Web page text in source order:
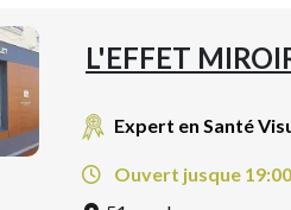
L'EFFET
Expert en Santé
Ouvert jusque 19:00